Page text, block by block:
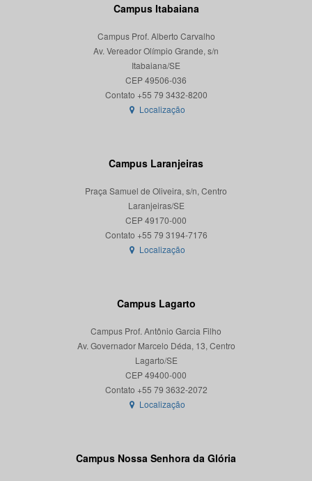
Campus Itabaiana
Campus Prof. Alberto Carvalho
Av. Vereador Olímpio Grande, s/n
Itabaiana/SE
CEP 49506-036
Localização
Campus Laranjeiras
Praça Samuel de Oliveira, s/n, Centro
Laranjeiras/SE
CEP 49170-000
Localização
Campus Lagarto
Campus Prof. Antônio Garcia Filho
Av. Governador Marcelo Déda, 13, Centro
Lagarto/SE
CEP 49400-000
Localização
Campus Nossa Senhora da Glória